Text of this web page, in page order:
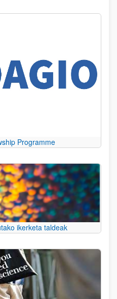
Programme
ikerketa taldeak